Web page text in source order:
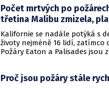
Počet mrtvých po
třetina Malibu zmizela,
Kalifornie se nadále potýká s
životy nejméně 16 lidí, zatímco
Požáry Eaton a Palisades
Proč jsou požáry stále